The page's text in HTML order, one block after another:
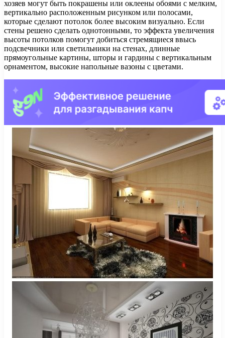
хозяев могут быть покрашены или оклеены обоями с мелким,
вертикально расположенным рисунком или полосами,
которые сделают потолок более высоким визуально. Если
стены решено сделать однотонными, то эффекта увеличения
высоты потолков помогут добиться стремящиеся ввысь
подсвечники или светильники на стенах, длинные
прямоугольные картины, шторы и гардины с вертикальным
орнаментом, высокие напольные вазоны с цветами.